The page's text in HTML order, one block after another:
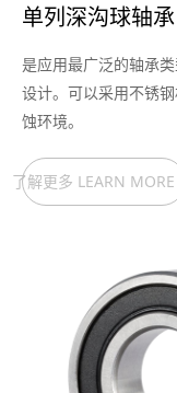
单列深沟球轴承
是应用最广泛的轴承
设计。可以采用不锈
蚀环境。
了解更多 LEARN MORE